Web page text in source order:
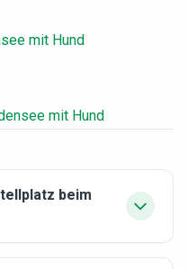
mit Hund
mit Hund
beim